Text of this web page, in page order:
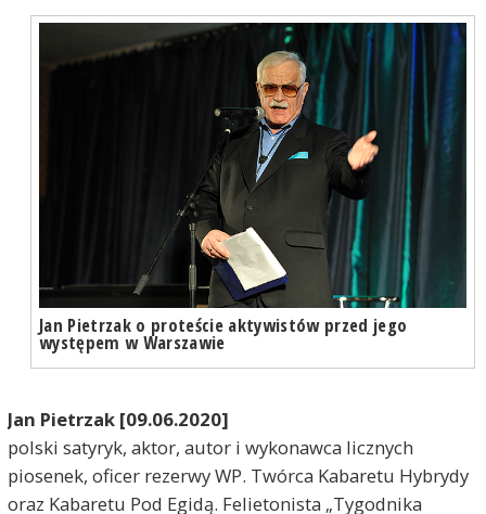
Jan Pietrzak o proteście aktywistów przed jego
występem w Warszawie
Jan Pietrzak [09.06.2020]
polski satyryk, aktor, autor i wykonawca licznych
piosenek, oficer rezerwy WP. Twórca Kabaretu Hybrydy
oraz Kabaretu Pod Egidą. Felietonista „Tygodnika